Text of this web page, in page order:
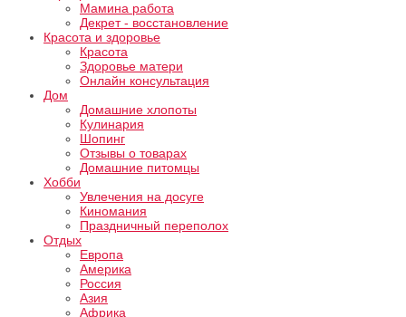
Мамина работа
Декрет - восстановление
Красота и здоровье
Красота
Здоровье матери
Онлайн консультация
Дом
Домашние хлопоты
Кулинария
Шопинг
Отзывы о товарах
Домашние питомцы
Хобби
Увлечения на досуге
Киномания
Праздничный переполох
Отдых
Европа
Америка
Россия
Азия
Африка